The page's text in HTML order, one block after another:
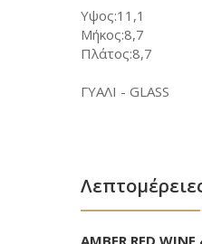
Υψος:11,1
Μήκος:8,7
Πλάτος:8,7
ΓΥΑΛΙ - GLASS
AMBER RED